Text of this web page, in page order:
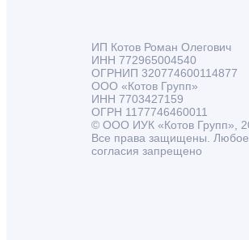
ИП Котов Роман Олегович
ИНН 772965004540
ОГРНИП 320774600114877
ООО «Котов Групп»
ИНН 7703427159
ОГРН 1177746460011
© ООО ИУК «Котов Групп»,
Все права защищены. Любое
согласия запрещено